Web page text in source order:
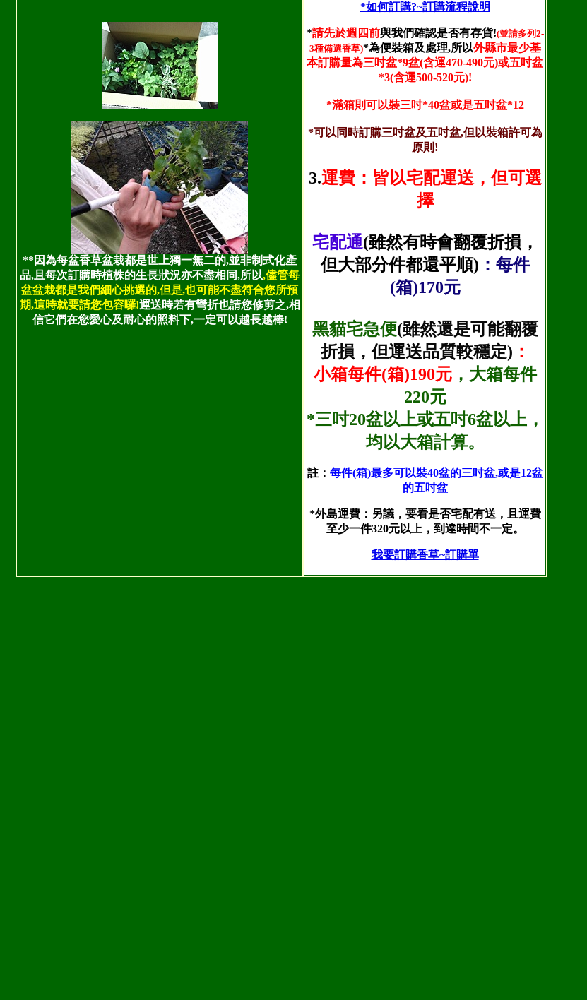
**因為每盆香草盆栽都是世上獨一無二的,並非制式化產
品,且每次訂購時植株的生長狀況亦不盡相同,所以,儘管每
盆盆栽都是我們細心挑選的,但是,也可能不盡符合您所預
期,這時就要請您包容囉!運送時若有彎折也請您修剪之,相
信它們在您愛心及耐心的照料下,一定可以越長越棒!
*如何訂購?~訂購流程說明
*請先於週四前與我們確認是否有存貨!(並請多列2-
3種備選香草)*為便裝箱及處理,所以外縣市最少基
本訂購量為三吋盆*9盆(含運470-490元)或五吋盆
*3(含運500-520元)!
*滿箱則可以裝三吋*40盆或是五吋盆*12
*可以同時訂購三吋盆及五吋盆,但以裝箱許可為
原則!
3.運費：皆以宅配運送，但可選
擇
宅配通(雖然有時會翻覆折損，
但大部分件都還平順) ：每件
(箱)170元
黑貓宅急便(雖然還是可能翻覆
折損，但運送品質較穩定) ：
小箱每件(箱)190元，大箱每件
220元
*三吋20盆以上或五吋6盆以上，
均以大箱計算。
註： 每件(箱)最多可以裝40盆的三吋盆,或是12盆
的五吋盆
*外島運費：另議，要看是否宅配有送，且運費
至少一件320元以上，到達時間不一定。
我要訂購香草~訂購單